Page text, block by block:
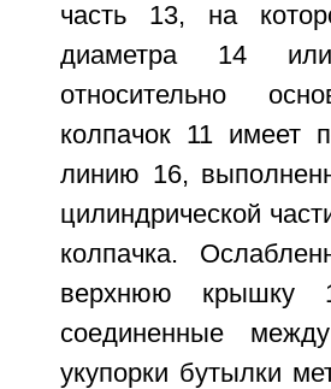
часть 13, на
диаметра 14
относительно
колпачок 11 имеет
линию 16,
цилиндрической
колпачка.
верхнюю крышку
соединенные
укупорки бутылки